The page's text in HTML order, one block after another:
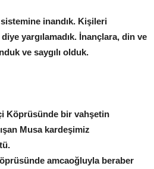
inandık. Kişileri
yargılamadık. İnançlara, din ve
ve saygılı olduk.
Köprüsünde bir vahşetin
Musa kardeşimiz
amcaoğluyla beraber